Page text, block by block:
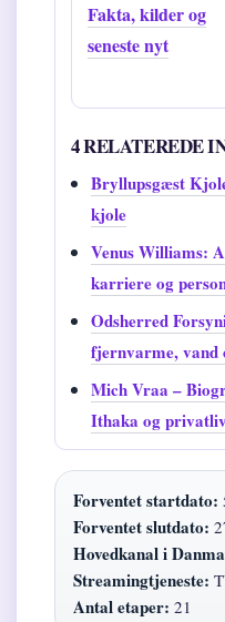
Fakta, kilder og
seneste nyt
4 RELATEREDE
Bryllupsgæst
kjole
Venus Williams:
karriere og
Odsherred
fjernvarme, vand
Mich Vraa –
Ithaka og
Forventet startdato:
Forventet slutdato:
Hovedkanal i
Streamingtjeneste:
Antal etaper: 21